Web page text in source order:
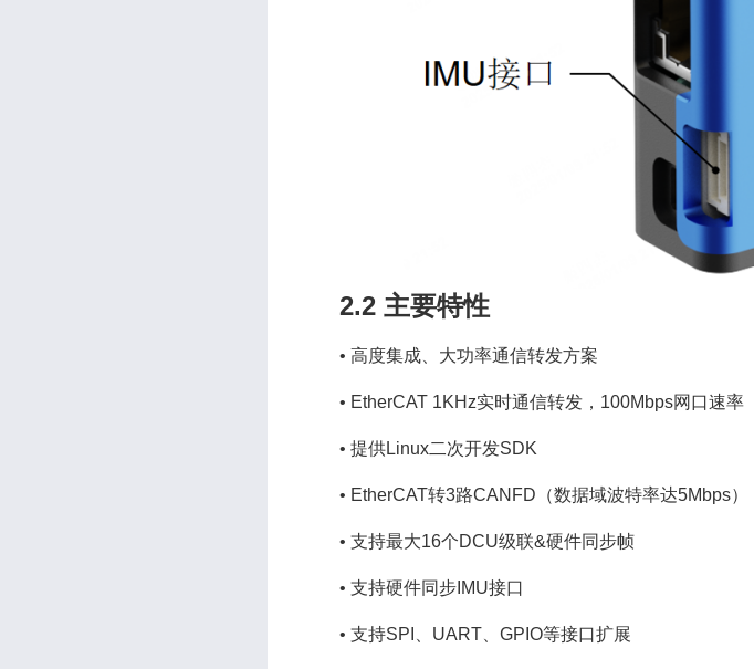
2.2 主要特性
• 高度集成、大功率通信转发方案
• EtherCAT 1KHz实时通信转发，100Mbps网口速率
• 提供Linux二次开发SDK
• EtherCAT转3路CANFD（数据域波特率达5Mbps）
• 支持最大16个DCU级联&硬件同步帧
• 支持硬件同步IMU接口
• 支持SPI、UART、GPIO等接口扩展